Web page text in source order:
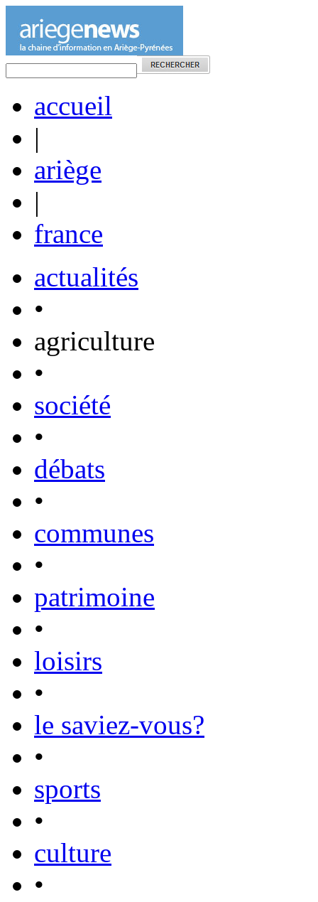
accueil
|
ariège
|
france
actualités
•
agriculture
•
société
•
débats
•
communes
•
patrimoine
•
loisirs
•
le saviez-vous?
•
sports
•
culture
•